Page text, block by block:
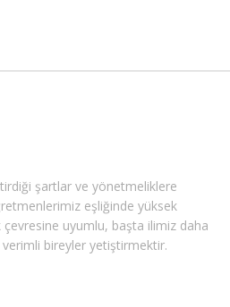
şartlar ve yönetmeliklere
eşliğinde yüksek
uyumlu, başta ilimiz daha
bireyler yetiştirmektir.